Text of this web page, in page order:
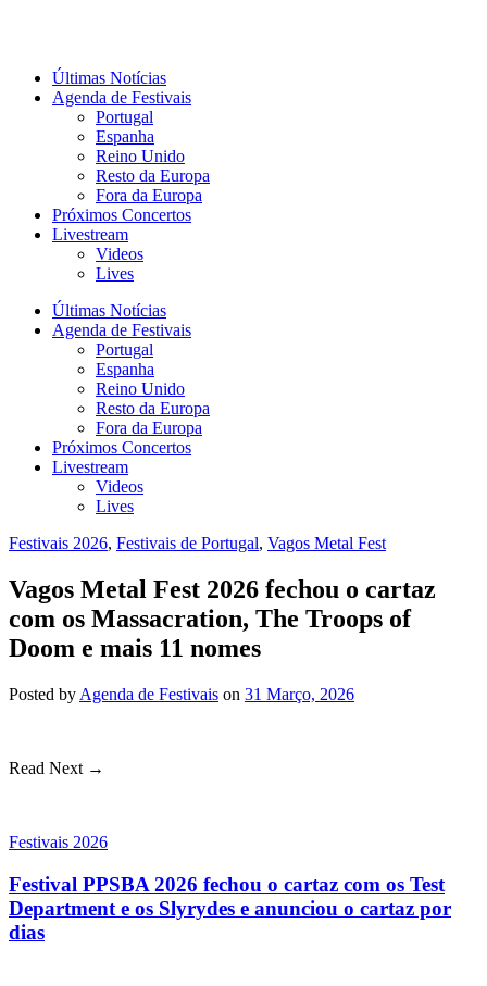
Últimas Notícias
Agenda de Festivais
Portugal
Espanha
Reino Unido
Resto da Europa
Fora da Europa
Próximos Concertos
Livestream
Videos
Lives
Últimas Notícias
Agenda de Festivais
Portugal
Espanha
Reino Unido
Resto da Europa
Fora da Europa
Próximos Concertos
Livestream
Videos
Lives
Festivais 2026, Festivais de Portugal, Vagos Metal Fest
Vagos Metal Fest 2026 fechou o cartaz
com os Massacration, The Troops of
Doom e mais 11 nomes
Posted by Agenda de Festivais on 31 Março, 2026
Read Next →
Festivais 2026
Festival PPSBA 2026 fechou o cartaz com os Test
Department e os Slyrydes e anunciou o cartaz por
dias